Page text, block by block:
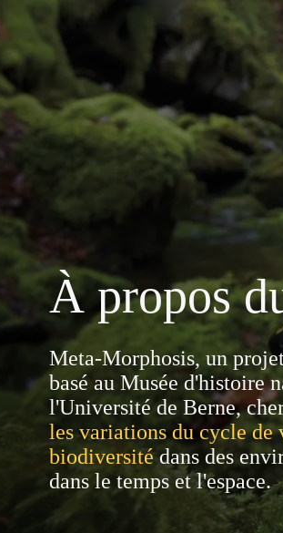
À propos
Meta-Morphosis, un
basé au Musée d'histoire
l'Université de Berne,
les variations du cycle
biodiversité dans des
dans le temps et l'espace.